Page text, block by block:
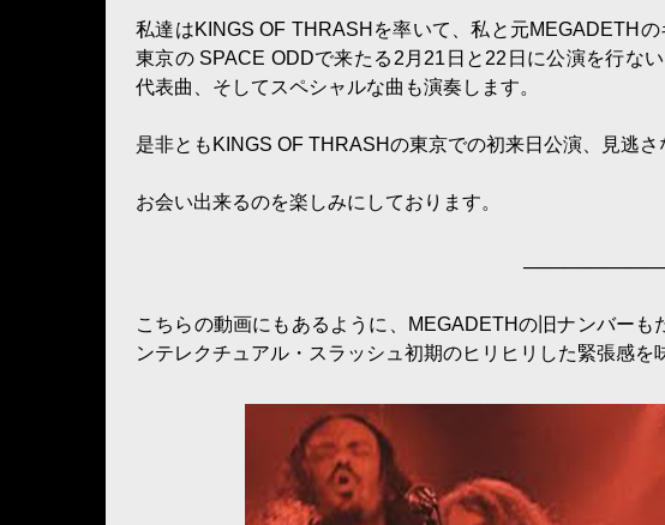
私達はKINGS OF THRASHを率いて、私と元MEGADETH
東京の SPACE ODDで来たる2月21日と22日に公演を行な
代表曲、そしてスペシャルな曲も演奏します。
是非ともKINGS OF THRASHの東京での初来日公演、見逃さ
お会い出来るのを楽しみにしております。
こちらの動画にもあるように、MEGADETHの旧ナンバー
ンテレクチュアル・スラッシュ初期のヒリヒリした緊張感を